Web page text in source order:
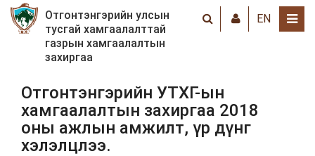
Отгонтэнгэрийн улсын
тусгай хамгаалалттай
газрын хамгаалалтын
захиргаа
EN
Отгонтэнгэрийн УТХГ-ын
хамгаалалтын захиргаа 2018
оны ажлын амжилт, үр дүнг
хэлэлцлээ.